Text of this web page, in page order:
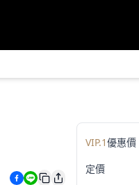
VIP.1優惠價
定價